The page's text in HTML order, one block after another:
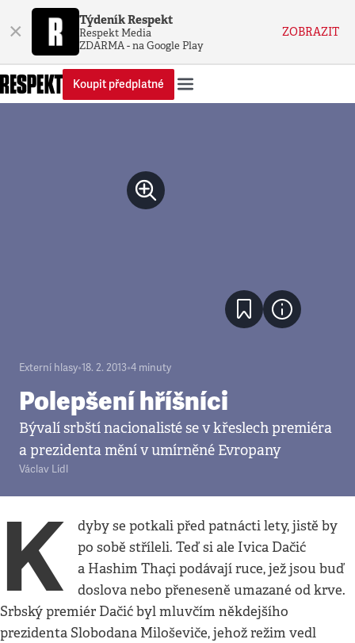
× Týdeník Respekt
Respekt Media
ZDARMA - na Google Play
ZOBRAZIT
Koupit předplatné
Externí hlasy•18. 2. 2013•4 minuty
Polepšení hříšníci
Bývalí srbští nacionalisté se v křeslech premiéra
a prezidenta mění v umírněné Evropany
Václav Lídl
K
dyby se potkali před patnácti lety, jistě by
po sobě stříleli. Teď si ale Ivica Dačić
a Hashim Thaçi podávají ruce, jež jsou buď
doslova nebo přeneseně umazané od krve.
Srbský premiér Dačić byl mluvčím někdejšího
prezidenta Slobodana Miloševiče, jehož režim vedl